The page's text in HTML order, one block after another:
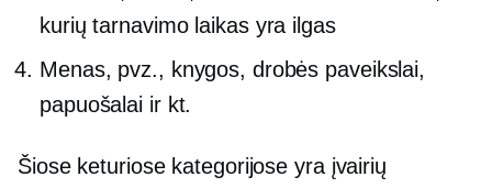
kurių tarnavimo laikas yra ilgas
Menas, pvz., knygos, drobės paveikslai,
papuošalai ir kt.
Šiose keturiose kategorijose yra įvairių